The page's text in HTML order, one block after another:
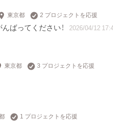
東京都 2 プロジェクトを応援
ばってください！ 2026/04/12
東京都 3 プロジェクトを応援
1 プロジェクトを応援